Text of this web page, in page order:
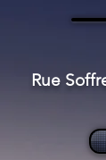
Rue